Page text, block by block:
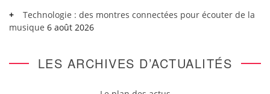
Technologie : des montres connectées pour écouter de la
musique 6 août 2026
LES ARCHIVES D’ACTUALITÉS